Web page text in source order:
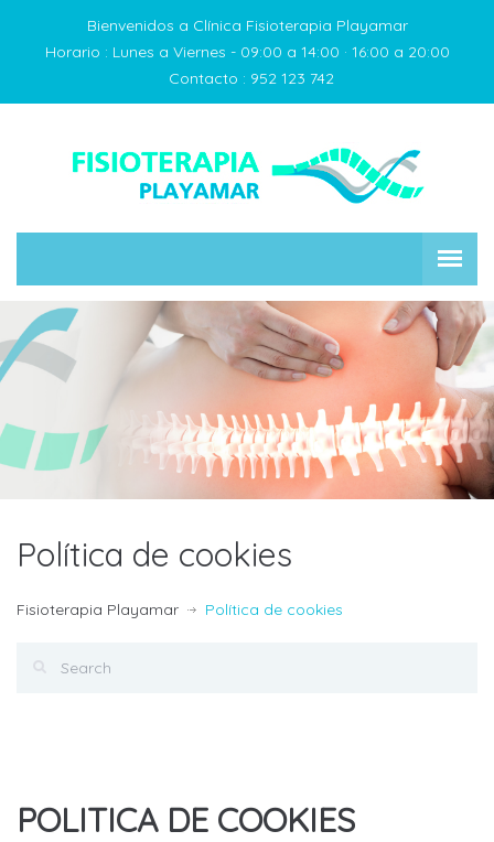
Bienvenidos a Clínica Fisioterapia Playamar
Horario : Lunes a Viernes - 09:00 a 14:00 · 16:00 a 20:00
Contacto : 952 123 742
Política de cookies
Fisioterapia Playamar Política de cookies
POLITICA DE COOKIES